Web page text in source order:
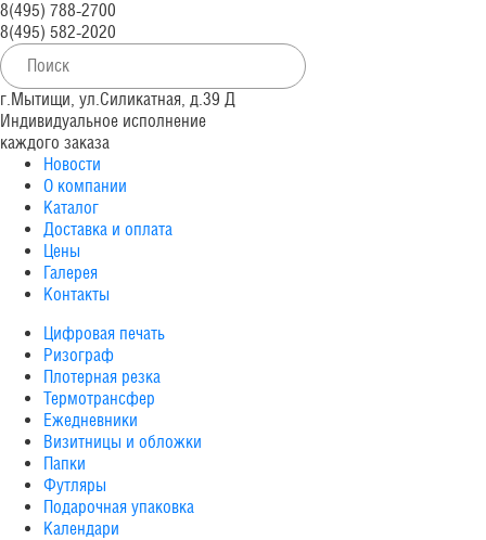
8(495) 788-2700
8(495) 582-2020
г.Мытищи, ул.Силикатная, д.39 Д
Индивидуальное исполнение
каждого заказа
Новости
О компании
Каталог
Доставка и оплата
Цены
Галерея
Контакты
Цифровая печать
Ризограф
Плотерная резка
Термотрансфер
Ежедневники
Визитницы и обложки
Папки
Футляры
Подарочная упаковка
Календари